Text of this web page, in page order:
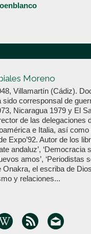
Moreno
Villamartín (Cádiz).
sido corresponsal de
Nicaragua 1979 y El
de las delegaciones
e Italia, así como
Expo’92. Autor de los
andaluz’, ‘Democracia
amos’, ‘Periodistas
Onakra, el escriba de
y relaciones...